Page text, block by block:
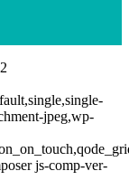
jpeg,wp-
js-comp-ver-